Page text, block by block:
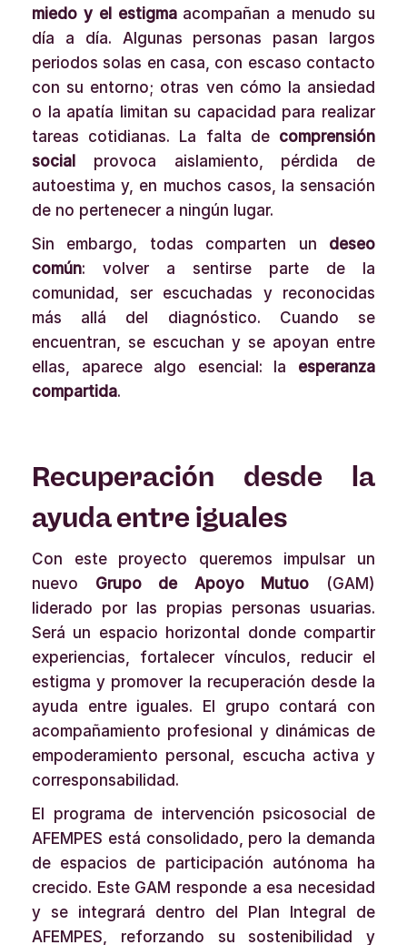
miedo y el estigmaacompañan a menudo su
día a día. Algunas personas pasan largos
periodos solas en casa, con escaso contacto
con su entorno; otras ven cómo la ansiedad
o la apatía limitan su capacidad para realizar
tareas cotidianas. La falta de comprensión
social
provoca aislamiento, pérdida de
autoestima y, en muchos casos, la sensación
de no pertenecer a ningún lugar.
Sin embargo, todas comparten un deseo
común: volver a sentirse parte de la
comunidad, ser escuchadas y reconocidas
más allá del diagnóstico. Cuando se
encuentran, se escuchan y se apoyan entre
ellas, aparece algo esencial: la esperanza
compartida.
Recuperación desde la
ayuda entre iguales
Con este proyecto queremos impulsar un
nuevo Grupo de Apoyo Mutuo (GAM)
liderado por las propias personas usuarias.
Será un espacio horizontal donde compartir
experiencias, fortalecer vínculos, reducir el
estigma y promover la recuperación desde la
ayuda entre iguales. El grupo contará con
acompañamiento profesional y dinámicas de
empoderamiento personal, escucha activa y
corresponsabilidad.
El programa de intervención psicosocial de
AFEMPES está consolidado, pero la demanda
de espacios de participación autónoma ha
crecido. Este GAM responde a esa necesidad
y se integrará dentro del Plan Integral de
AFEMPES, reforzando su sostenibilidad y